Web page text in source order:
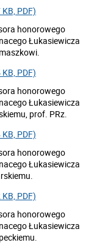
PDF)
honorowego
Łukasiewicza
PDF)
honorowego
Łukasiewicza
prof. PRz.
PDF)
honorowego
Łukasiewicza
PDF)
honorowego
Łukasiewicza